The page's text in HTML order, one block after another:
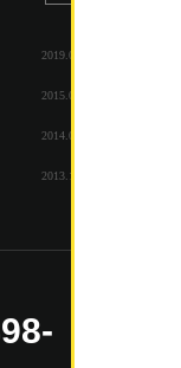
2019.05.07
2015.06.25
2014.08.06
2013.11.26